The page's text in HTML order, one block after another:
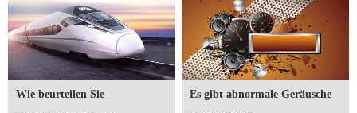
Wie beurteilen Sie
Es gibt abnormale Geräusche